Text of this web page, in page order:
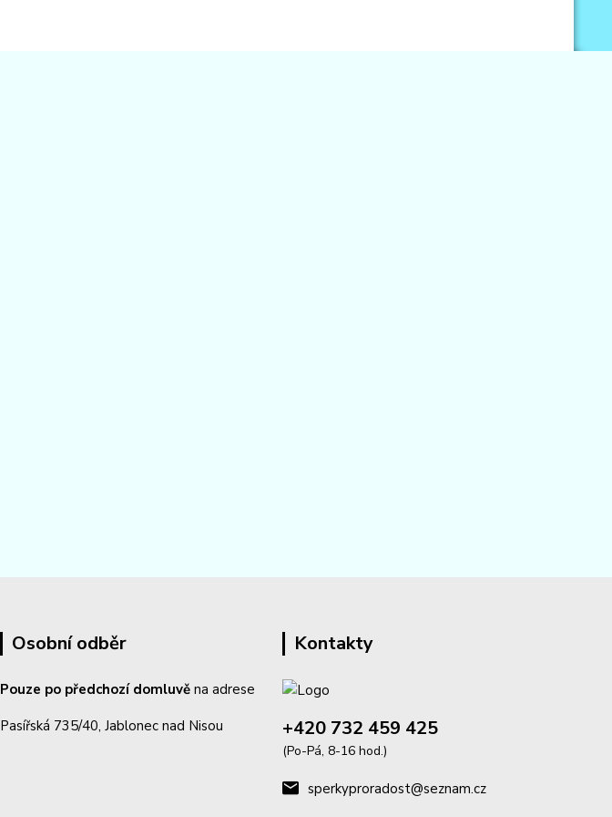
Osobní odběr
Pouze po předchozí domluvě na adrese
Pasířská 735/40, Jablonec nad Nisou
Kontakty
+420 732 459 425
(Po-Pá, 8-16 hod.)
sperkyproradost@seznam.cz